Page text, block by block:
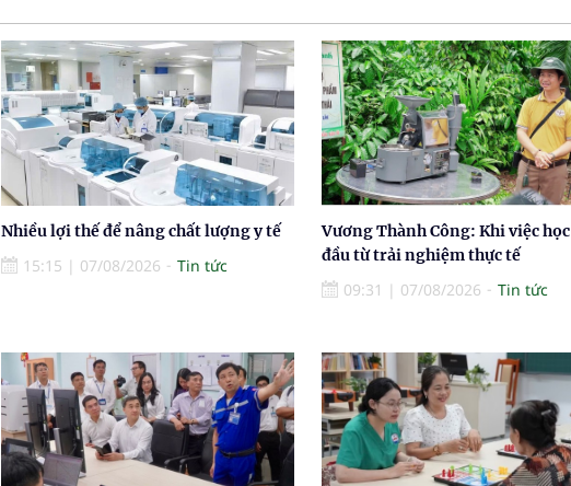
Nhiều lợi thế để nâng chất lượng y tế
15:15 | 07/08/2026 Tin tức
Vương Thành Công: Khi việc
đầu từ trải nghiệm thực tế
09:31 | 07/08/2026 Tin tức